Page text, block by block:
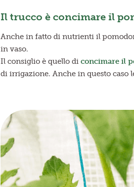
Il trucco è concimare il
Anche in fatto di nutrienti il
in vaso.
Il consiglio è quello di concimare il
di irrigazione. Anche in questo caso